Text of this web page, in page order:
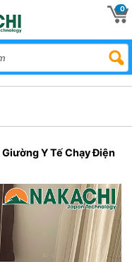
0
Giường Y Tế Chạy Điện